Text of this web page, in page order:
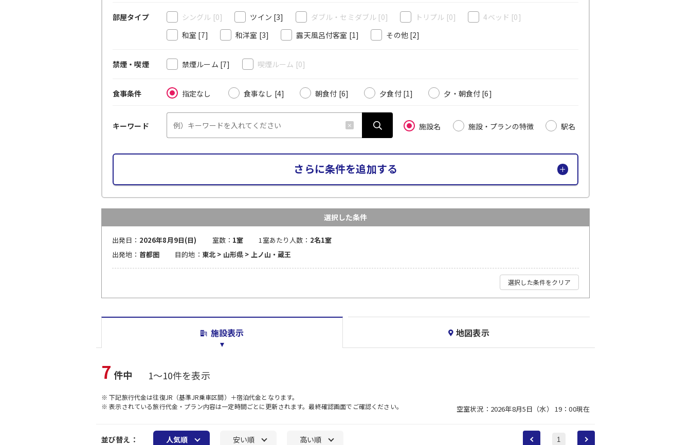
部屋タイプ シングル [0] ツイン [3] ダブル・セミダブル [0] トリプル [0] 4ベッド [0]
和室 [7] 和洋室 [3] 露天風呂付客室 [1] その他[2]
禁煙・喫煙 禁煙ルーム [7] 喫煙ルーム [0]
食事条件 指定なし 食事なし [4] 朝食付 [6] 夕食付 [1] 夕・朝食付 [6]
キーワード 施設名 施設・プランの特徴 駅名
さらに条件を追加する
選択した条件
出発日： 2026年8月9日(日) 室数： 1室 1室あたり人数： 2名1室
出発地： 首都圏 目的地： 東北 > 山形県 > 上ノ山・蔵王
選択した条件をクリア
施設表示 地図表示
7 件中 1～10件を表示
※ 下記旅行代金は往復JR（基準JR乗車区間）＋宿泊代金となります。
※ 表示されている旅行代金・プラン内容は一定時間ごとに更新されます。最終確認画面でご確認ください。
空室状況：2026年8月5日（水） 19：00現在
並び替え： 人気順 安い順 高い順 1